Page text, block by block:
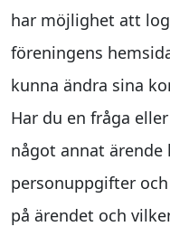
har möjlighet att
föreningens
kunna ändra sina
Har du en fråga
något annat ärende
personuppgifter
på ärendet och